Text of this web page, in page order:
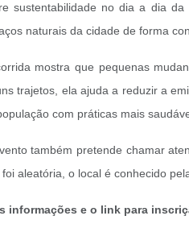
sustentabilidade no dia a dia
naturais da cidade de forma
mostra que pequenas
trajetos, ela ajuda a reduzir a
com práticas mais
também pretende chamar
foi aleatória, o local é conhecido
informações e o link para